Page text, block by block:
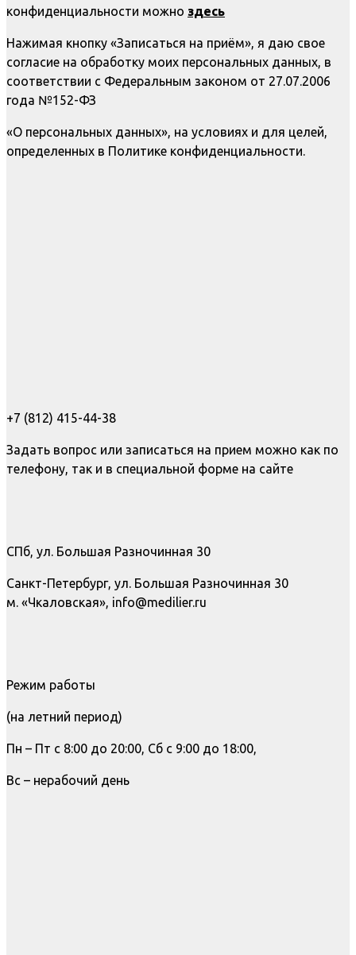
конфиденциальности можно здесь
Нажимая кнопку «Записаться на приём», я даю свое
согласие на обработку моих персональных данных, в
соответствии с Федеральным законом от 27.07.2006
года №152-ФЗ
«О персональных данных», на условиях и для целей,
определенных в Политике конфиденциальности.
+7 (812) 415-44-38
Задать вопрос или записаться на прием можно как по
телефону, так и в специальной форме на сайте
СПб, ул. Большая Разночинная 30
Санкт-Петербург, ул. Большая Разночинная 30
м. «Чкаловская», info@medilier.ru
Режим работы
(на летний период)
Пн – Пт с 8:00 до 20:00, Сб с 9:00 до 18:00,
Вс – нерабочий день